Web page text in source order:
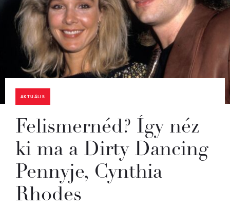
AKTUÁLIS
Felismernéd? Így néz
ki ma a Dirty Dancing
Pennyje, Cynthia
Rhodes